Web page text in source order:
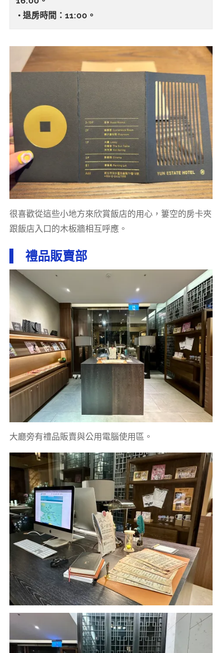
• 退房時間：11:00。
很喜歡從這些小地方來欣賞飯店的用心，簍空的房卡夾
跟飯店入口的木板牆相互呼應。
禮品販賣部
大廳旁有禮品販賣與公用電腦使用區。